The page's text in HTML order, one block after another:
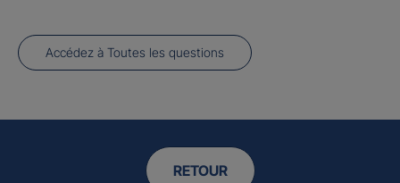
Accédez à Toutes les questions
RETOUR